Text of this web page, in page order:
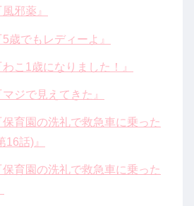
邪薬』
歳でもレディーよ』
こ1歳になりました！』
ジで見えてきた』
育園の洗礼で救急車に乗った
話)』
育園の洗礼で救急車に乗った